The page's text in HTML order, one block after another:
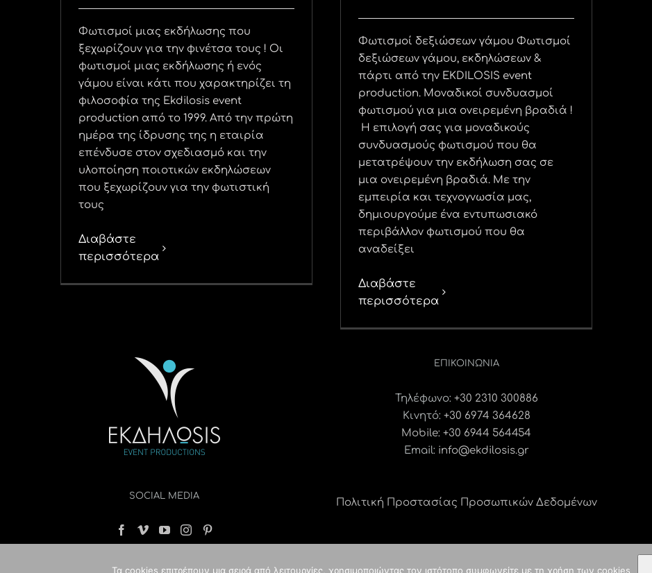
Φωτισμοί μιας εκδήλωσης που
ξεχωρίζουν για την φινέτσα τους ! Οι
φωτισμοί μιας εκδήλωσης ή ενός
γάμου είναι κάτι που χαρακτηρίζει τη
φιλοσοφία της Ekdilosis event
production από το 1999. Από την πρώτη
ημέρα της ίδρυσης της η εταιρία
επένδυσε στον σχεδιασμό και την
υλοποίηση ποιοτικών εκδηλώσεων
που ξεχωρίζουν για την φωτιστική
τους
Διαβάστε
περισσότερα
Φωτισμοί δεξιώσεων γάμου Φωτισμοί
δεξιώσεων γάμου, εκδηλώσεων &
πάρτι από την EKDILOSIS event
production. Μοναδικοί συνδυασμοί
φωτισμού για μια ονειρεμένη βραδιά !
Η επιλογή σας για μοναδικούς
συνδυασμούς φωτισμού που θα
μετατρέψουν την εκδήλωση σας σε
μια ονειρεμένη βραδιά. Με την
εμπειρία και τεχνογνωσία μας,
δημιουργούμε ένα εντυπωσιακό
περιβάλλον φωτισμού που θα
αναδείξει
Διαβάστε
περισσότερα
SOCIAL MEDIA
ΕΠΙΚΟΙΝΩΝΊΑ
Τηλέφωνο: +30 2310 300886
Κινητό: +30 6974 364628
Mobile: +30 6944 564454
Email: info@ekdilosis.gr
Πολιτική Προστασίας Προσωπικών Δεδομένων
© Copyright 2026 idees digital agencyκατασκευή ιστοσελίδας | ALL RIGHTS
Τα cookies επιτρέπουν μια σειρά από λειτουργίες, χρησιμοποιώντας τον ιστότοπο συμφωνείτε με τη χρήση των cookies